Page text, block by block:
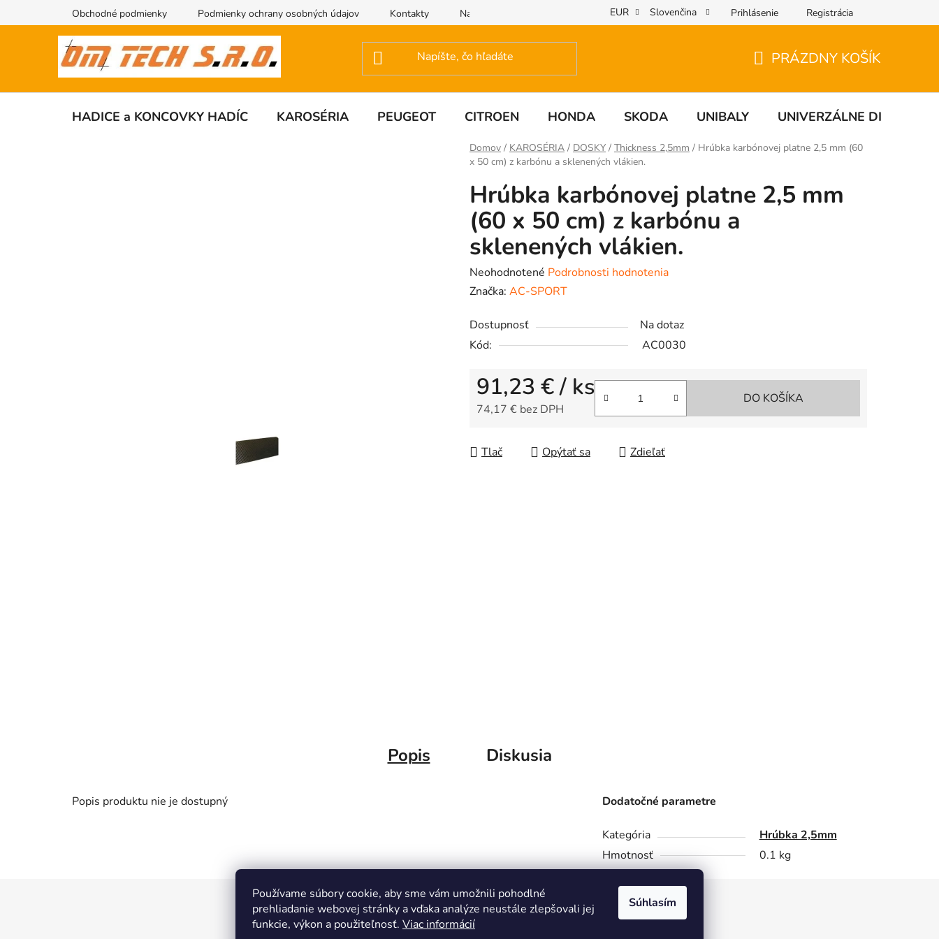
Používame súbory cookie, aby sme vám umožnili pohodlné
prehliadanie webovej stránky a vďaka analýze neustále zlepšovali jej
funkcie, výkon a použiteľnosť. Viac informácií
Súhlasím
na
Obchodné podmienky Podmienky ochrany osobných údajov Kontakty Napíšte nám EUR Slovenčina Prihlásenie Registrácia
KOŠÍK
PRÁZDNY KOŠÍK
HADICE a KONCOVKY HADÍC KAROSÉRIA PEUGEOT CITROEN HONDA SKODA UNIBALY UNIVERZÁLNE DIELY
Domov / KAROSÉRIA / DOSKY / Thickness 2,5mm / Hrúbka karbónovej platne 2,5 mm (60
x 50 cm) z karbónu a sklenených vlákien.
Hrúbka karbónovej platne 2,5 mm
(60 x 50 cm) z karbónu a
sklenených vlákien.
Priemerné
hodnotenie
je
0,0
hviezdičiek.
Neohodnotené Podrobnosti hodnotenia
Značka: AC-SPORT
Dostupnosť
Na dotaz
Kód:
AC0030
91,23 €/ ks
74,17 € bez DPH
DO KOŠÍKA
Tlač Opýtať sa Zdieľať
Popis Diskusia
Popis produktu nie je dostupný Dodatočné parametre
Kategória
Hrúbka 2,5mm
Hmotnosť
0.1 kg